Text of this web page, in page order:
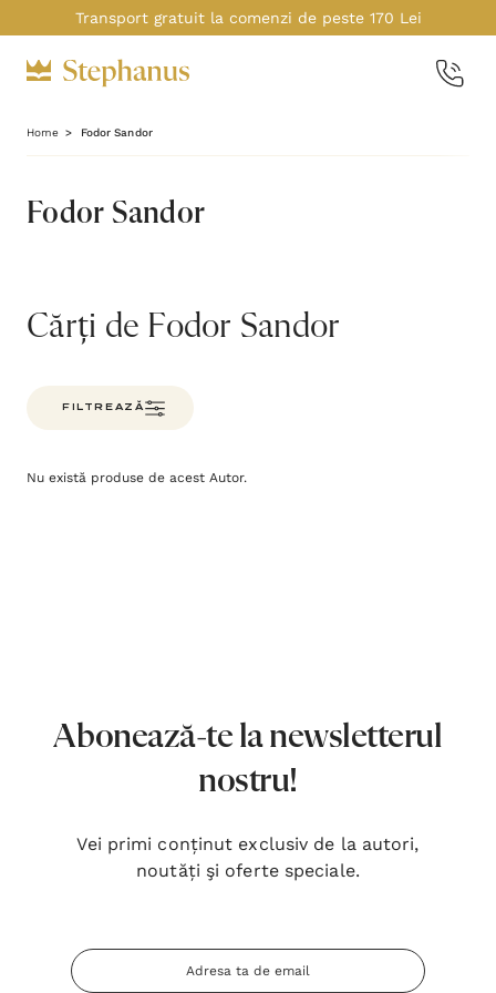
Transport gratuit la comenzi de peste 170 Lei
Home Fodor Sandor
Inima Omului
Fodor Sandor
Cărți de Fodor Sandor
FILTREAZĂ
Nu există produse de acest Autor.
Abonează-te la newsletterul
nostru!
Vei primi conținut exclusiv de la autori,
noutăți şi oferte speciale.
Adresa
Email